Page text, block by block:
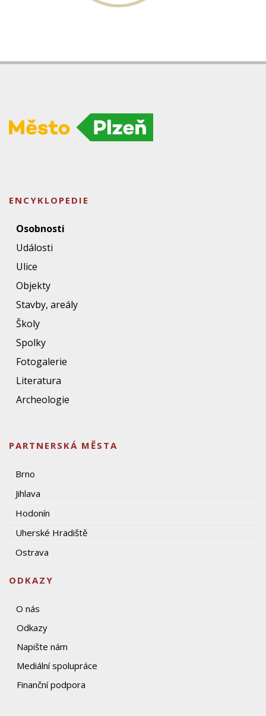
ENCYKLOPEDIE
Osobnosti
Události
Ulice
Objekty
Stavby, areály
Školy
Spolky
Fotogalerie
Literatura
Archeologie
PARTNERSKÁ MĚSTA
Brno
Jihlava
Hodonín
Uherské Hradiště
Ostrava
ODKAZY
O nás
Odkazy
Napište nám
Mediální spolupráce
Finanční podpora